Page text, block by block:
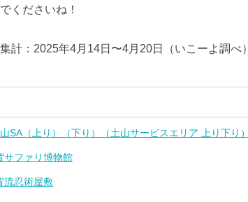
くださいね！
計：2025年4月14日〜4月20日（いこーよ調べ）
SA（上り）（下り）（土山サービスエリア 上り下り）
サファリ博物館
流忍術屋敷